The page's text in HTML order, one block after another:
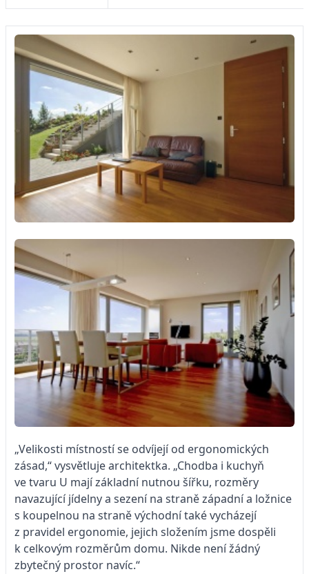
„Velikosti místností se odvíjejí od ergonomických
zásad,“ vysvětluje architektka. „Chodba i kuchyň
ve tvaru U mají základní nutnou šířku, rozměry
navazující jídelny a sezení na straně západní a ložnice
s koupelnou na straně východní také vycházejí
z pravidel ergonomie, jejich složením jsme dospěli
k celkovým rozměrům domu. Nikde není žádný
zbytečný prostor navíc.“